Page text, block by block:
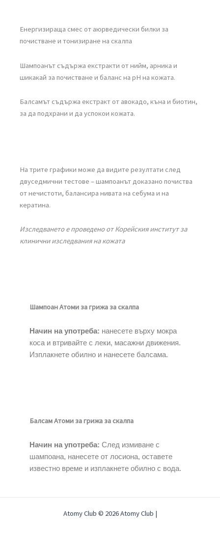
Енергизираща смес от аюрведически билки за
почистване и тонизиране на скалпа
Шампоанът съдържа екстракти от нийм, арника и
шикакай за почистване и баланс на рН на кожата.
Балсамът съдържа екстракт от авокадо, къна и биотин,
за да подхрани и да успокои кожата.
На трите графики може да видите резултати след
двуседмични тестове – шампоанът доказано почиства
от нечистоти, балансира нивата на себума и на
кератина.
Изследването е проведено от Корейския институт за
клинични изследвания на кожата
Шампоан Атоми за грижа за скалпа
Начин на употреба: нанесете върху мокра
коса и втривайте с леки, масажни движения.
Изплакнете обилно и нанесете балсама.
Балсам Атоми за грижа за скалпа
Начин на употреба: След измиване с
шампоана, нанесете от лосиона, оставете
известно време и изплакнете обилно с вода.
Atomy Club © 2026 Atomy Club |